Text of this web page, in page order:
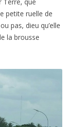
petite ruelle de
pas, dieu qu’elle
la brousse